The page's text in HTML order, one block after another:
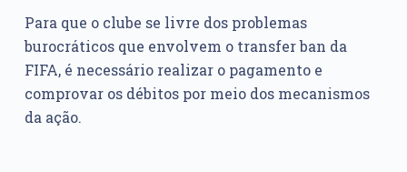
Para que o clube se livre dos problemas
burocráticos que envolvem o transfer ban da
FIFA, é necessário realizar o pagamento e
comprovar os débitos por meio dos mecanismos
da ação.